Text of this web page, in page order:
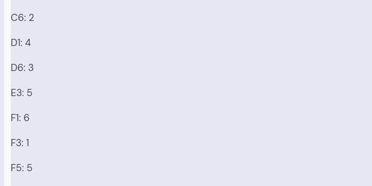
C6: 2
D1: 4
D6: 3
E3: 5
F1: 6
F3: 1
F5: 5